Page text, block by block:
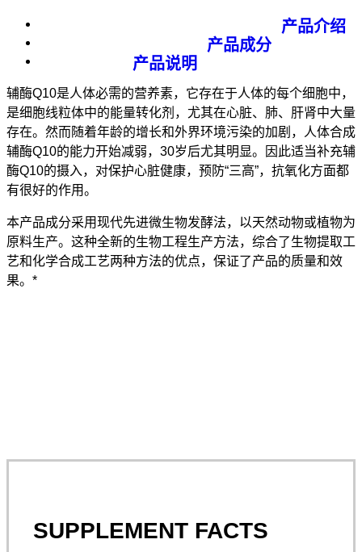
产品介绍
产品成分
产品说明
辅酶Q10是人体必需的营养素，它存在于人体的每个细胞中，
是细胞线粒体中的能量转化剂，尤其在心脏、肺、肝肾中大量
存在。然而随着年龄的增长和外界环境污染的加剧，人体合成
辅酶Q10的能力开始减弱，30岁后尤其明显。因此适当补充辅
酶Q10的摄入，对保护心脏健康，预防“三高”，抗氧化方面都
有很好的作用。
本产品成分采用现代先进微生物发酵法，以天然动物或植物为
原料生产。这种全新的生物工程生产方法，综合了生物提取工
艺和化学合成工艺两种方法的优点，保证了产品的质量和效
果。*
SUPPLEMENT FACTS